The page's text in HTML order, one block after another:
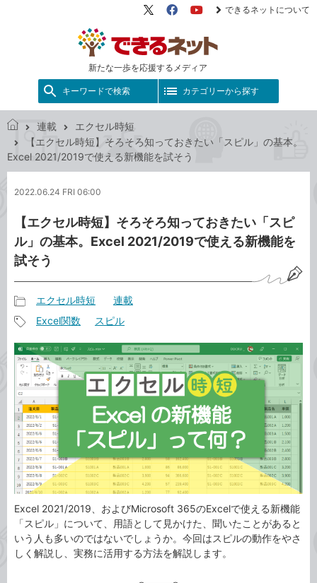
新たな一歩を応援するメディア
X（旧
FacebookYouTube
できるネットについて
キーワードで検索 カテゴリーから探す
き
ッ
連載
エクセル時短
【エクセル時短】そろそろ知っておきたい「スピル」の基本。
Excel 2021/2019で使える新機能を試そう
2022.06.24 FRI 06:00
【エクセル時短】そろそろ知っておきたい「スピ
ル」の基本。Excel 2021/2019で使える新機能を
試そう
事
カ
テ
ゴ
リ
エクセル時短 連載
事
タ
グ
Excel関数 スピル
Excel 2021/2019、およびMicrosoft 365のExcelで使える新機能
「スピル」について、用語として見かけた、聞いたことがあると
いう人も多いのではないでしょうか。今回はスピルの動作をやさ
しく解説し、実務に活用する方法を解説します。